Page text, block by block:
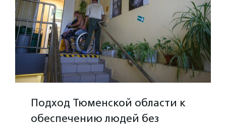
Подход Тюменской области к
обеспечению людей без